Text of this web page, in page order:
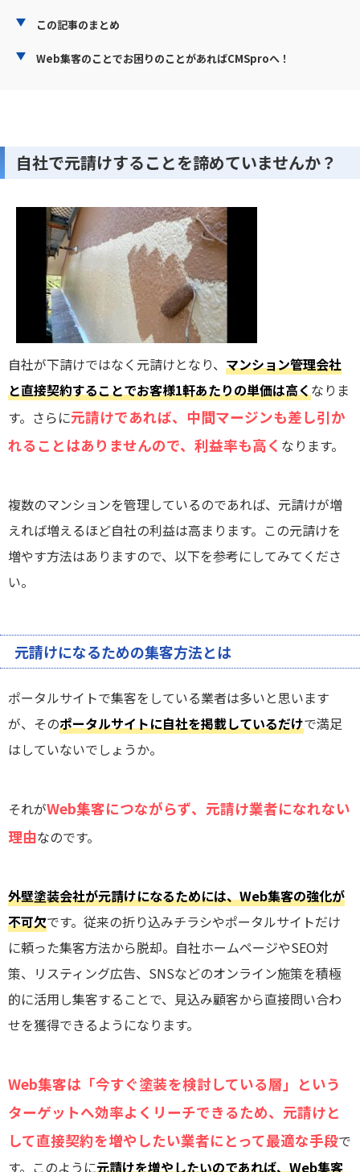
この記事のまとめ
Web集客のことでお困りのことがあればCMSproへ！
自社で元請けすることを諦めていませんか？
自社が下請けではなく元請けとなり、 マンション管理会社
と直接契約することでお客様1軒あたりの単価は高くなりま
す。さらに元請けであれば、中間マージンも差し引か
れることはありませんので、利益率も高く なります。
複数のマンションを管理しているのであれば、元請けが増
えれば増えるほど自社の利益は高まります。この元請けを
増やす方法はありますので、以下を参考にしてみてくださ
い。
元請けになるための集客方法とは
ポータルサイトで集客をしている業者は多いと思います
が、そのポータルサイトに自社を掲載しているだけで満足
はしていないでしょうか。
それがWeb集客につながらず、元請け業者になれない
理由なのです。
外壁塗装会社が元請けになるためには、Web集客の強化が
不可欠です。従来の折り込みチラシやポータルサイトだけ
に頼った集客方法から脱却。自社ホームページやSEO対
策、リスティング広告、SNSなどのオンライン施策を積極
的に活用し集客することで、見込み顧客から直接問い合わ
せを獲得できるようになります。
Web集客は「今すぐ塗装を検討している層」という
ターゲットへ効率よくリーチできるため、元請けと
して直接契約を増やしたい業者にとって最適な手段で
す。このように元請けを増やしたいのであれば、Web集客